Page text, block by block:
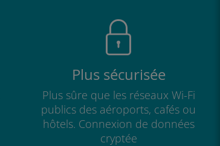
Plus sécurisée
Plus sûre que les réseaux Wi-Fi
publics des aéroports, cafés ou
hôtels. Connexion de données
cryptée